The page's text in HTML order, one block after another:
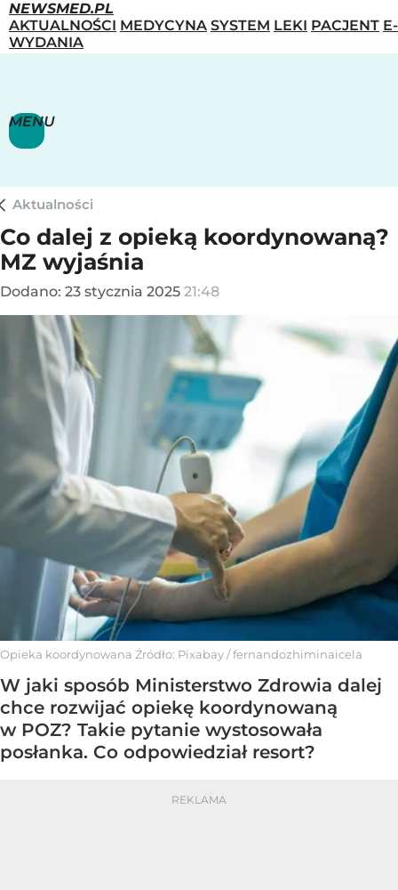
NEWSMED.PL
AKTUALNOŚCI MEDYCYNA SYSTEM LEKI PACJENT E-
WYDANIA
MENU
Aktualności
Co dalej z opieką koordynowaną?
MZ wyjaśnia
Dodano: 23 stycznia 2025 21:48
Opieka koordynowana Źródło: Pixabay/fernandozhiminaicela
W jaki sposób Ministerstwo Zdrowia dalej
chce rozwijać opiekę koordynowaną
w POZ? Takie pytanie wystosowała
posłanka. Co odpowiedział resort?